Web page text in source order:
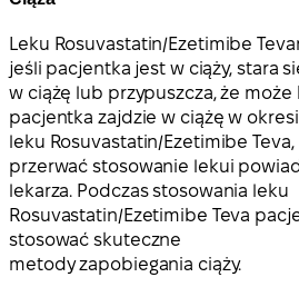
Leku Rosuvastatin/Ezetimibe
jeśli pacjentka jest w ciąży, stara
w ciążę lub przypuszcza, że może
pacjentka zajdzie w ciążę w
leku Rosuvastatin/Ezetimibe
przerwać stosowanie lekui
lekarza. Podczas stosowania leku
Rosuvastatin/Ezetimibe Teva
stosować skuteczne
metody zapobiegania ciąży.